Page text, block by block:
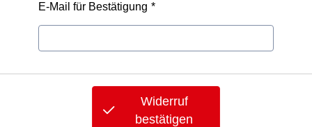
E-Mail für Bestätigung
Widerruf
bestätigen